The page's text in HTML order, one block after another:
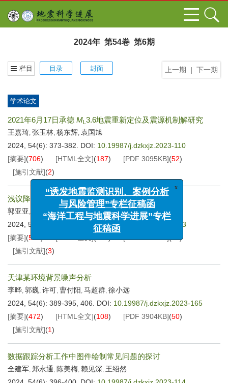
2024年 第54卷 第6期
上一期 | 下一期
栏目 目录 封面
学术论文
2021年6月17日承德 ML 3.6地震重新定位及震源机制解研究
王嘉琦, 张玉林, 杨东辉, 袁国旭
2024, 54(6): 373-382.
DOI: 10.19987/j.dzkxjz.2023-110
[摘要](706) [HTML全文](187) [PDF 3095KB](52)
[施引文献](2)
浅议降雨对丰宁台水管倾斜仪的干扰与排除
郭亚亚, 张玉林,孙彭涛,常玉柱 ,任俊峰
2024, 54(6): 383-388.
DOI:10.19987/j.dzkxjz.2023-143
[摘要](525
)
[施引文献](3)
天津某环境背景噪声分析
李晔, 郭巍, 许可, 曹付阳, 马超群, 徐小远
2024, 54(6): 389-395, 406.
DOI: 10.19987/j.dzkxjz.2023-165
[摘要](472) [HTML全文](108) [PDF 3904KB](50)
[施引文献](1)
数据跟踪分析工作中图件绘制常见问题的探讨
全建军, 郑永通 , 陈美梅, 赖见深, 王绍然
“诱发地震监测识别、案例分析
与风险管理”专栏征稿函
“海洋工程与地震科学进展”专栏
征稿函